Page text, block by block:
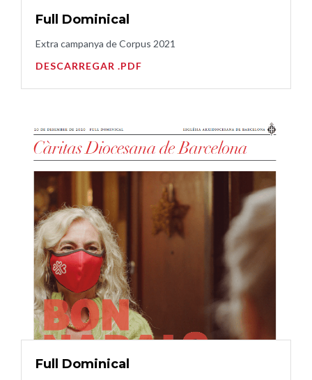
Full Dominical
Extra campanya de Corpus 2021
DESCARREGAR .PDF
Full Dominical